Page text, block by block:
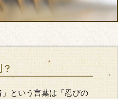
という言葉は「忍びの